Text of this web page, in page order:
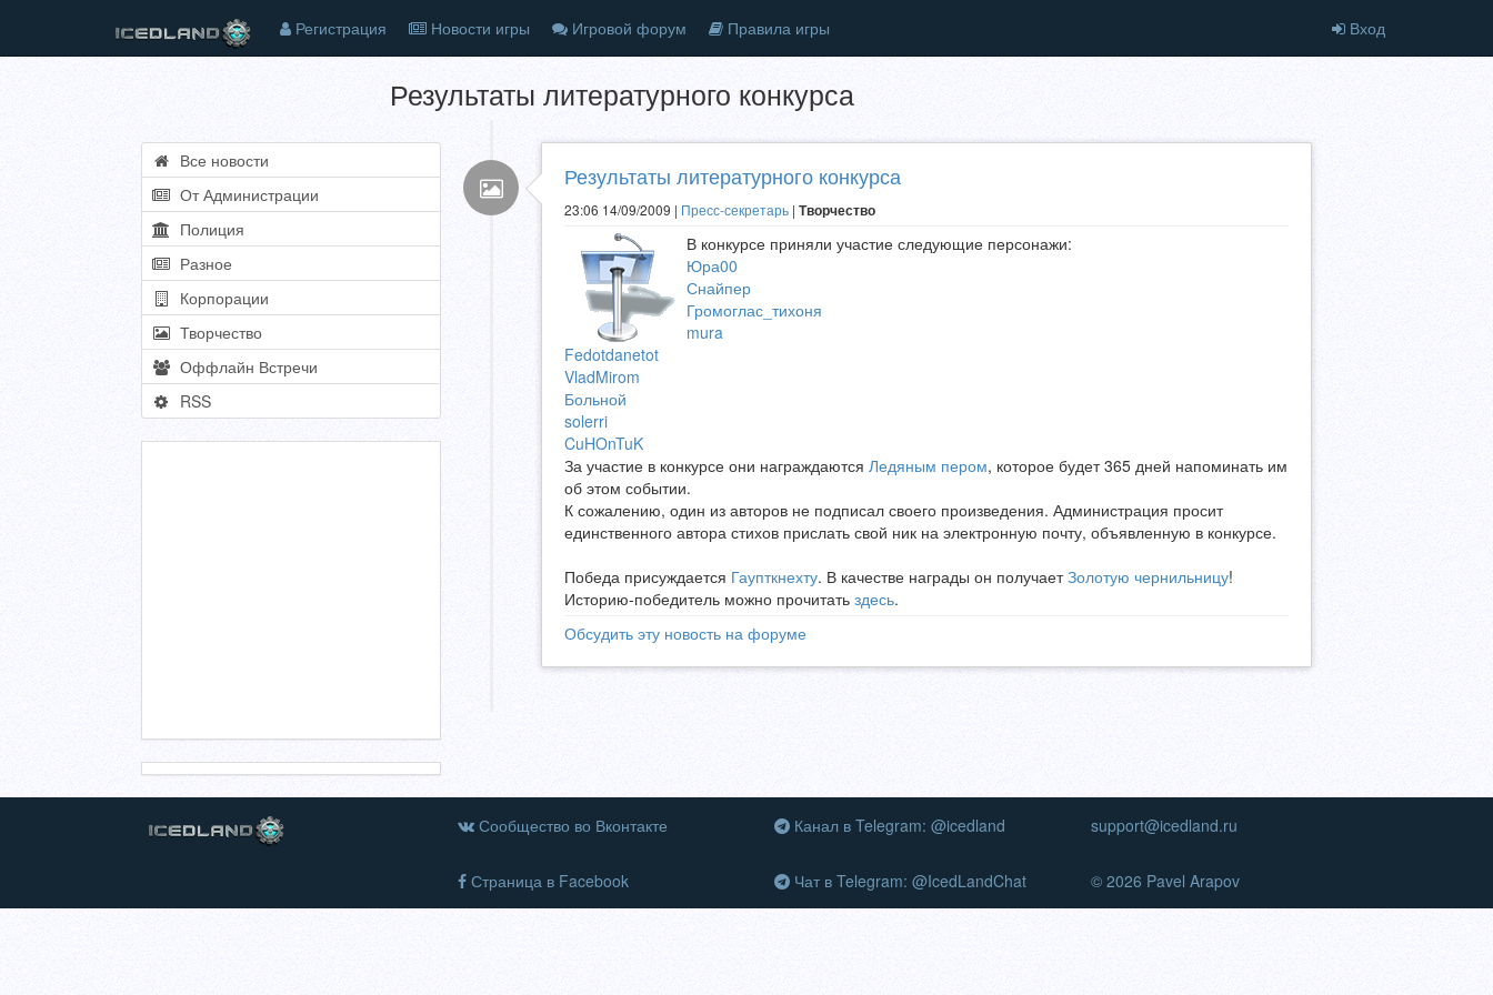
Регистрация Новости игры Игровой форум Правила игры Вход
Результаты литературного конкурса
Все новости
От Администрации
Полиция
Разное
Корпорации
Творчество
Оффлайн Встречи
RSS
Результаты литературного конкурса
23:06 14/09/2009 | Пресс-секретарь | Творчество
В конкурсе приняли участие следующие персонажи:
Юра00
Снайпер
Громоглас_тихоня
mura
Fedotdanetot
VladMirom
Больной
solerri
CuHOnTuK
За участие в конкурсе они награждаются Ледяным пером, которое будет 365 дней напоминать им
об этом событии.
К сожалению, один из авторов не подписал своего произведения. Администрация просит
единственного автора стихов прислать свой ник на электронную почту, объявленную в конкурсе.
Победа присуждается Гаупткнехту. В качестве награды он получаетЗолотую чернильницу!
Историю-победитель можно прочитать здесь.
Обсудить эту новость на форуме
Сообщество во Вконтакте
Страница в Facebook
Канал в Telegram: @icedland
Чат в Telegram: @IcedLandChat
support@icedland.ru
© 2026 Pavel Arapov